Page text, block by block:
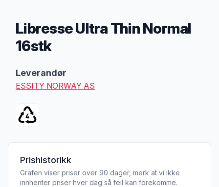
Libresse Ultra Thin Normal
16stk
Leverandør
ESSITY NORWAY AS
Prishistorikk
Grafen viser priser over 90 dager, merk at vi ikke
innhenter priser hver dag så feil kan forekomme.